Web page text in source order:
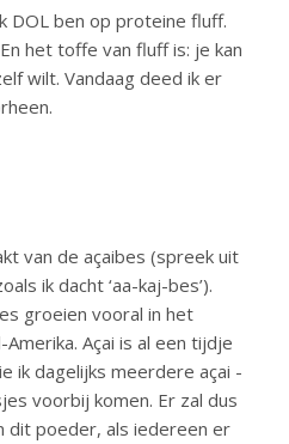
DOL ben op proteine fluff.
het toffe van fluff is: je kan
wilt. Vandaag deed ik er
van de açaibes (spreek uit
ik dacht ‘aa-kaj-bes’).
groeien vooral in het
Açai is al een tijdje
ik dagelijks meerdere açai -
voorbij komen. Er zal dus
dit poeder, als iedereen er